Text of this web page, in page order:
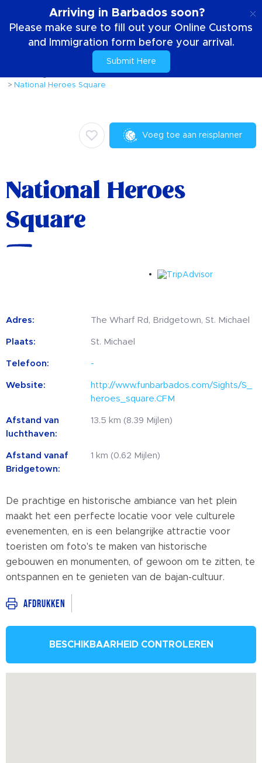
Arriving in Barbados soon?
Please make sure to fill out your Online Customs
and Immigration form before your arrival.
Submit Here
Dingen om te doen
Activiteiten en attracties
National Heroes Square
Voeg toe aan reisplanner
National Heroes
Square
Adres: The Wharf Rd, Bridgetown, St. Michael
Plaats: St. Michael
Telefoon: -
Website:
http://www.funbarbados.com/Sights/S_
heroes_square.CFM
Afstand van
luchthaven:
13.5 km (8.39 Mijlen)
Afstand vanaf
Bridgetown:
1 km (0.62 Mijlen)
De prachtige en historische ambiance van het plein
maakt het een perfecte locatie voor vele culturele
evenementen, en is een belangrijke attractie voor
toeristen om foto's te maken van historische
gebouwen en monumenten, of gewoon om te zitten, te
ontspannen en te genieten van de bajan-cultuur.
Afdrukken
BESCHIKBAARHEID CONTROLEREN